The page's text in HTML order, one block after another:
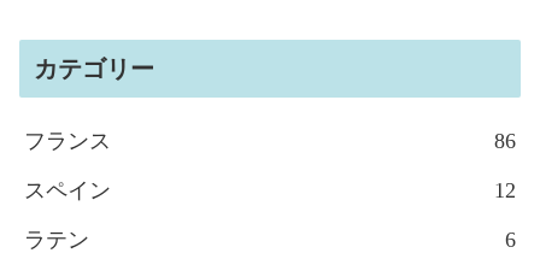
カテゴリー
フランス 86
スペイン 12
ラテン 6